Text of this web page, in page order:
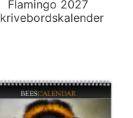
Flamingo 2027